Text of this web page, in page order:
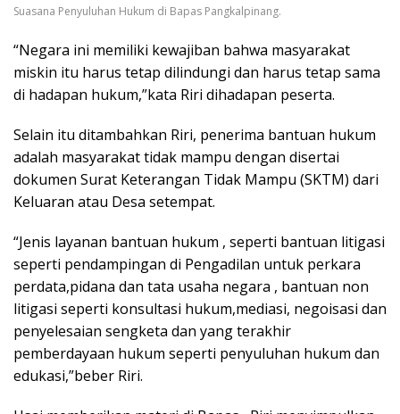
Suasana Penyuluhan Hukum di Bapas Pangkalpinang.
“Negara ini memiliki kewajiban bahwa masyarakat
miskin itu harus tetap dilindungi dan harus tetap sama
di hadapan hukum,”kata Riri dihadapan peserta.
Selain itu ditambahkan Riri, penerima bantuan hukum
adalah masyarakat tidak mampu dengan disertai
dokumen Surat Keterangan Tidak Mampu (SKTM) dari
Keluaran atau Desa setempat.
“Jenis layanan bantuan hukum , seperti bantuan litigasi
seperti pendampingan di Pengadilan untuk perkara
perdata,pidana dan tata usaha negara , bantuan non
litigasi seperti konsultasi hukum,mediasi, negoisasi dan
penyelesaian sengketa dan yang terakhir
pemberdayaan hukum seperti penyuluhan hukum dan
edukasi,”beber Riri.